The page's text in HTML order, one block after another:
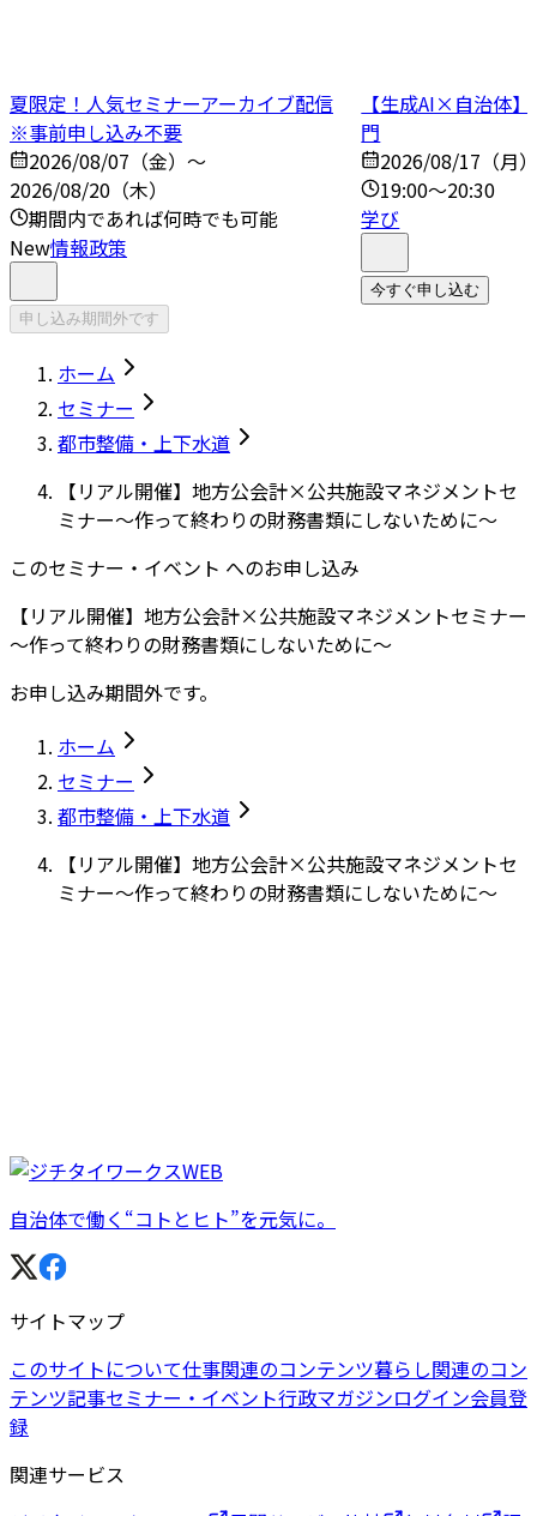
夏限定！人気セミナーアーカイブ配信
※事前申し込み不要
2026/08/07（金）～
2026/08/20（木）
期間内であれば何時でも可能
New情報政策
申し込み期間外です
【生成AI×自治体
門
2026/08/17（月
19:00～20:30
学び
今すぐ申し込む
ホーム
セミナー
都市整備・上下水道
【リアル開催】地方公会計×公共施設マネジメントセ
ミナー～作って終わりの財務書類にしないために～
このセミナー・イベント へのお申し込み
【リアル開催】地方公会計×公共施設マネジメントセミナー
～作って終わりの財務書類にしないために～
お申し込み期間外です。
ホーム
セミナー
都市整備・上下水道
【リアル開催】地方公会計×公共施設マネジメントセ
ミナー～作って終わりの財務書類にしないために～
自治体で働く“コトとヒト”を元気に。
サイトマップ
このサイトについて仕事関連のコンテンツ暮らし関連のコン
テンツ記事セミナー・イベント行政マガジンログイン会員登
録
関連サービス